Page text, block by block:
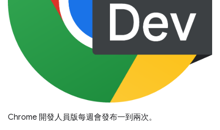
Chrome 開發人員版每週會發布一到兩次。